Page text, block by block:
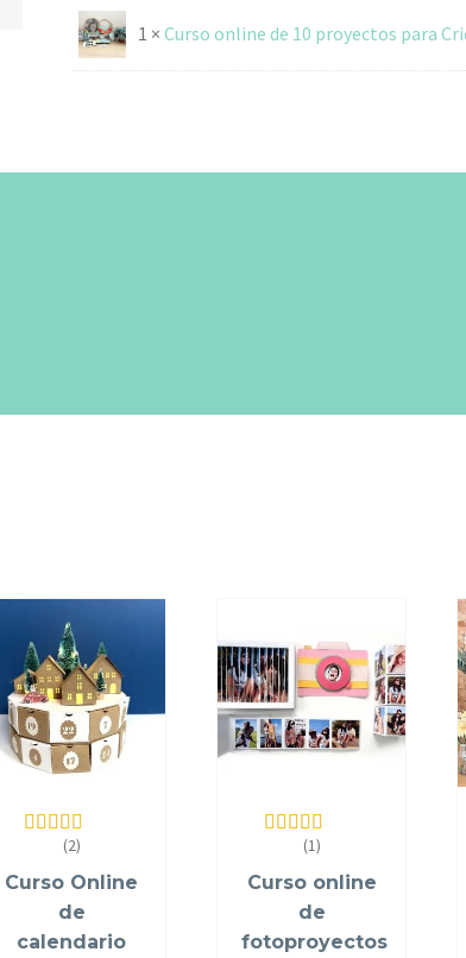
1 × Curso online de 10 proyectos para
Valorado en
(2)
Curso Online
de
calendario
Valorado en
de 5
(1)
Curso online
de
fotoproyectos